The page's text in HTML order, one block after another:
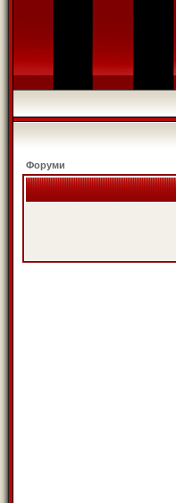
Форуми